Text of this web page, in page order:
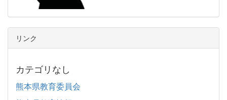
リンク
カテゴリなし
熊本県教育委員会